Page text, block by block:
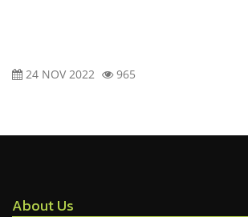
24 NOV 2022 965
About Us